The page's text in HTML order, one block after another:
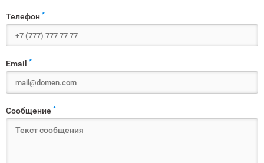
Телефон *
Email *
Сообщение *